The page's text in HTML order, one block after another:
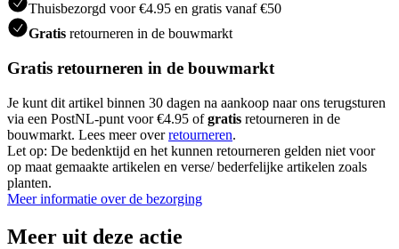
Thuisbezorgd voor €4.95 en gratis vanaf €50
Gratis retourneren in de bouwmarkt
Gratis retourneren in de bouwmarkt
Je kunt dit artikel binnen 30 dagen na aankoop naar ons terugsturen
via een PostNL-punt voor €4.95 ofgratis retourneren in de
bouwmarkt. Lees meer overretourneren.
Let op: De bedenktijd en het kunnen retourneren gelden niet voor
op maat gemaakte artikelen en verse/ bederfelijke artikelen zoals
planten.
Meer informatie over de bezorging
Meer uit deze actie